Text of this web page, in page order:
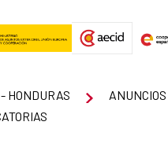
HONDURAS
ANUNCIOS